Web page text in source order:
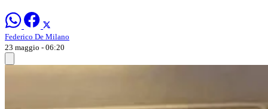
Federico De Milano
23 maggio - 06:20